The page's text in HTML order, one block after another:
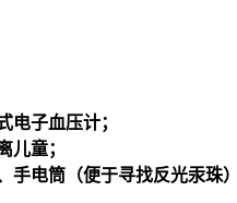
电子血压计；
儿童；
电筒（便于寻找反光汞珠）